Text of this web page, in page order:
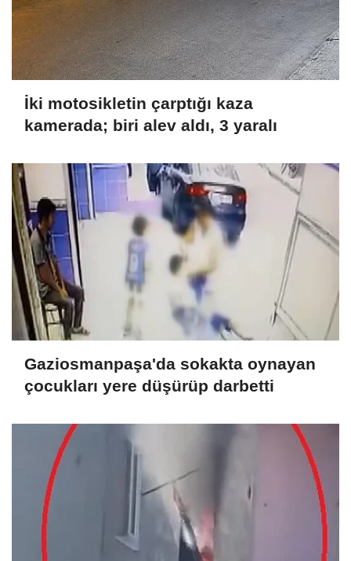
İki motosikletin çarptığı kaza
kamerada; biri alev aldı, 3 yaralı
Gaziosmanpaşa'da sokakta oynayan
çocukları yere düşürüp darbetti